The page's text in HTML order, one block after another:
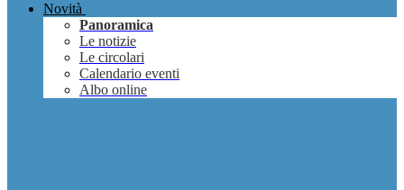
Novità
Panoramica
Le notizie
Le circolari
Calendario eventi
Albo online